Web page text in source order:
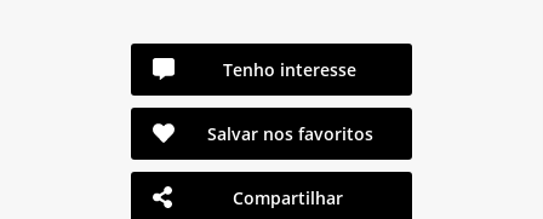
Tenho interesse
Salvar nos favoritos
Compartilhar